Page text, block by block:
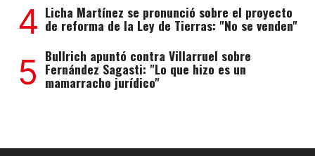
4 Licha Martínez se pronunció sobre el proyecto
de reforma de la Ley de Tierras: "No se venden"
5 Bullrich apuntó contra Villarruel sobre
Fernández Sagasti: "Lo que hizo es un
mamarracho jurídico"